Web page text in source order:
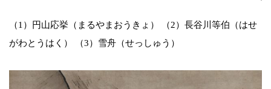
（1）円山応挙（まるやまおうきょ） （2）長谷川等伯（はせ
がわとうはく） （3）雪舟（せっしゅう）